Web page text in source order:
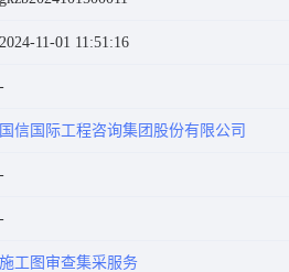
止公告
2024-11-01 11:51:16
国信国际工程咨询集团股份有限公司
施工图审查集采服务